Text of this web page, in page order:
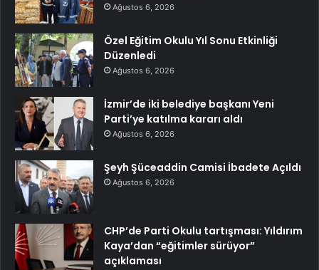
Ağustos 6, 2026
Özel Eğitim Okulu Yıl Sonu Etkinliği
Düzenledi
Ağustos 6, 2026
İzmir’de iki belediye başkanı Yeni
Parti’ye katılma kararı aldı
Ağustos 6, 2026
Şeyh Şüceaddin Camisi İbadete Açıldı
Ağustos 6, 2026
CHP’de Parti Okulu tartışması: Yıldırım
Kaya’dan “eğitimler sürüyor”
açıklaması